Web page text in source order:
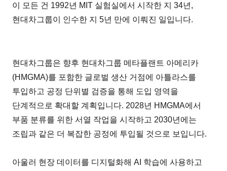
이 모든 건 1992년 MIT 실험실에서 시작한 지 34년,
현대차그룹이 인수한 지 5년 만에 이뤄진 일입니다.
현대차그룹은 향후 현대차그룹 메타플랜트 아메리카
(HMGMA)를 포함한 글로벌 생산 거점에 아틀라스를
투입하고 공정 단위별 검증을 통해 도입 영역을
단계적으로 확대할 계획입니다. 2028년 HMGMA에서
부품 분류를 위한 서열 작업을 시작하고 2030년에는
조립과 같은 더 복잡한 공정에 투입될 것으로 보입니다.
아울러 현장 데이터를 디지털화해 AI 학습에 사용하고